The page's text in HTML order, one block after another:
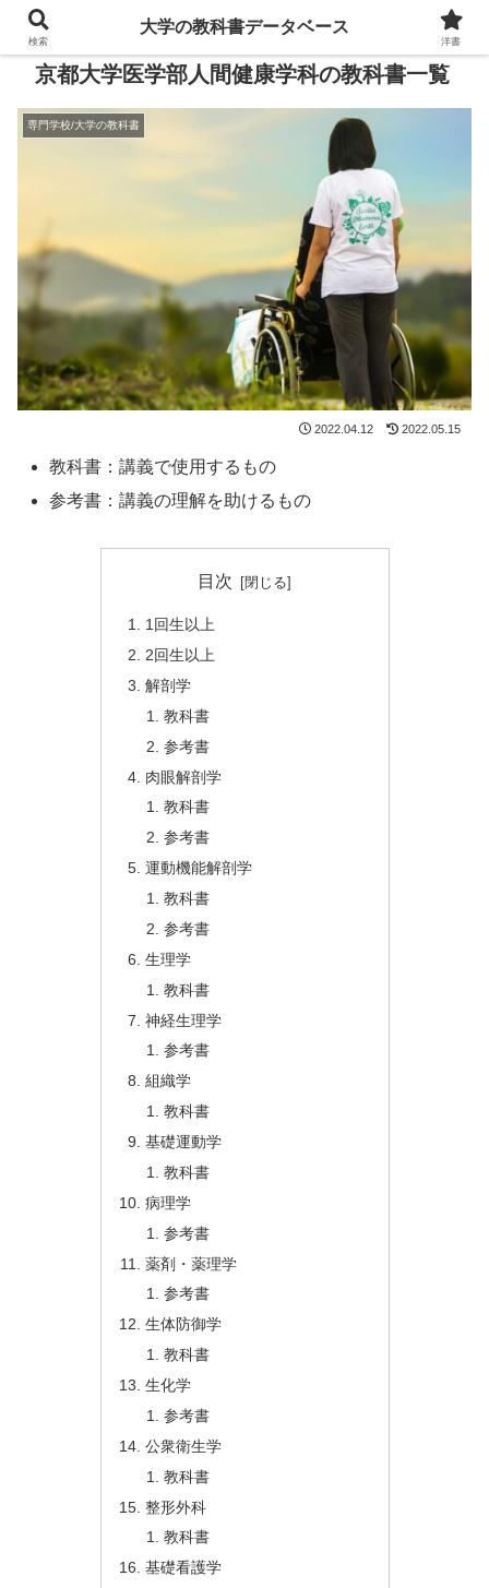
京都大学医学部人間健康学科の教科書一覧
専門学校/大学の教科書
2022.04.12 2022.05.15
教科書：講義で使用するもの
参考書：講義の理解を助けるもの
目次
1回生以上
2回生以上
解剖学
教科書
参考書
肉眼解剖学
教科書
参考書
運動機能解剖学
教科書
参考書
生理学
教科書
神経生理学
参考書
組織学
教科書
基礎運動学
教科書
病理学
参考書
薬剤・薬理学
参考書
生体防御学
教科書
生化学
参考書
公衆衛生学
教科書
整形外科
教科書
基礎看護学
検索
大学の教科書データベース
洋書